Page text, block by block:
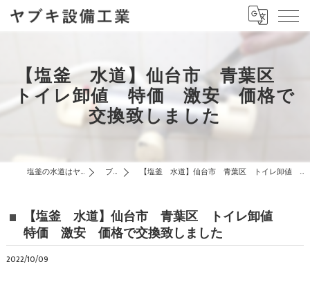
【塩釜 水道】仙台市 青葉区
トイレ卸値 特価 激安 価格で
交換致しました
塩釜の水道はヤブキ設備工業 ブログ 【塩釜 水道】仙台市 青葉区 トイレ卸値 特価 激安 価格で交換致しました
【塩釜 水道】仙台市 青葉区 トイレ卸値
特価 激安 価格で交換致しました
2022/10/09